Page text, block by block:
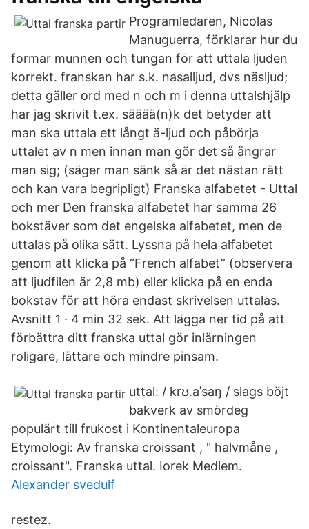
Programledaren, Nicolas
Manuguerra, förklarar hur du
formar munnen och tungan för att uttala ljuden
korrekt. franskan har s.k. nasalljud, dvs näsljud;
detta gäller ord med n och m i denna uttalshjälp
har jag skrivit t.ex. sääää(n)k det betyder att
man ska uttala ett långt ä-ljud och påbörja
uttalet av n men innan man gör det så ångrar
man sig; (säger man sänk så är det nästan rätt
och kan vara begripligt) Franska alfabetet - Uttal
och mer Den franska alfabetet har samma 26
bokstäver som det engelska alfabetet, men de
uttalas på olika sätt. Lyssna på hela alfabetet
genom att klicka på “French alfabet” (observera
att ljudfilen är 2,8 mb) eller klicka på en enda
bokstav för att höra endast skrivelsen uttalas.
Avsnitt 1 · 4 min 32 sek. Att lägga ner tid på att
förbättra ditt franska uttal gör inlärningen
roligare, lättare och mindre pinsam.
uttal: / krʊ.aˈsaŋ / slags böjt
bakverk av smördeg
populärt till frukost i Kontinentaleuropa
Etymologi: Av franska croissant , " halvmåne ,
croissant". Franska uttal. Iorek Medlem.
Alexander svedulf
restez.